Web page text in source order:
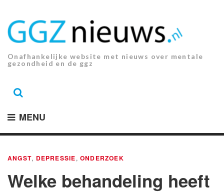
inhoud.
Onafhankelijke website met nieuws over mentale
gezondheid en de ggz
MENU
ANGST, DEPRESSIE, ONDERZOEK
Welke behandeling heeft